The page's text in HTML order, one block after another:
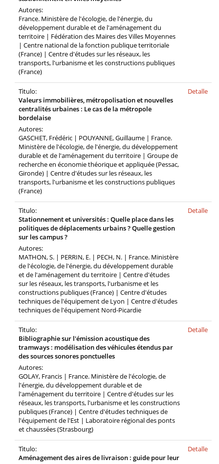
Autores:
France. Ministère de l'écologie, de l'énergie, du
développement durable et de l'aménagement du
territoire | Fédération des Maires des Villes Moyennes
| Centre national de la fonction publique territoriale
(France) | Centre d'études sur les réseaux, les
transports, l'urbanisme et les constructions publiques
(France)
Tìtulo:
Valeurs immobilières, métropolisation et nouvelles
centralités urbaines : Le cas de la métropole
bordelaise
Autores:
GASCHET, Frédéric | POUYANNE, Guillaume | France.
Ministère de l'écologie, de l'énergie, du développement
durable et de l'aménagement du territoire | Groupe de
recherche en économie théorique et appliquée (Pessac,
Gironde) | Centre d'études sur les réseaux, les
transports, l'urbanisme et les constructions publiques
(France)
Detalle
Tìtulo:
Stationnement et universités : Quelle place dans les
politiques de déplacements urbains ? Quelle gestion
sur les campus ?
Autores:
MATHON, S. | PERRIN, E. | PECH, N. | France. Ministère
de l'écologie, de l'énergie, du développement durable
et de l'aménagement du territoire | Centre d'études
sur les réseaux, les transports, l'urbanisme et les
constructions publiques (France) | Centre d'études
techniques de l'équipement de Lyon | Centre d'études
techniques de l'équipement Nord-Picardie
Detalle
Tìtulo:
Bibliographie sur l'émission acoustique des
tramways : modélisation des véhicules étendus par
des sources sonores ponctuelles
Autores:
GOLAY, Francis | France. Ministère de l'écologie, de
l'énergie, du développement durable et de
l'aménagement du territoire | Centre d'études sur les
réseaux, les transports, l'urbanisme et les constructions
publiques (France) | Centre d'études techniques de
l'équipement de l'Est | Laboratoire régional des ponts
et chaussées (Strasbourg)
Detalle
Tìtulo:
Aménagement des aires de livraison : guide pour leur
Detalle